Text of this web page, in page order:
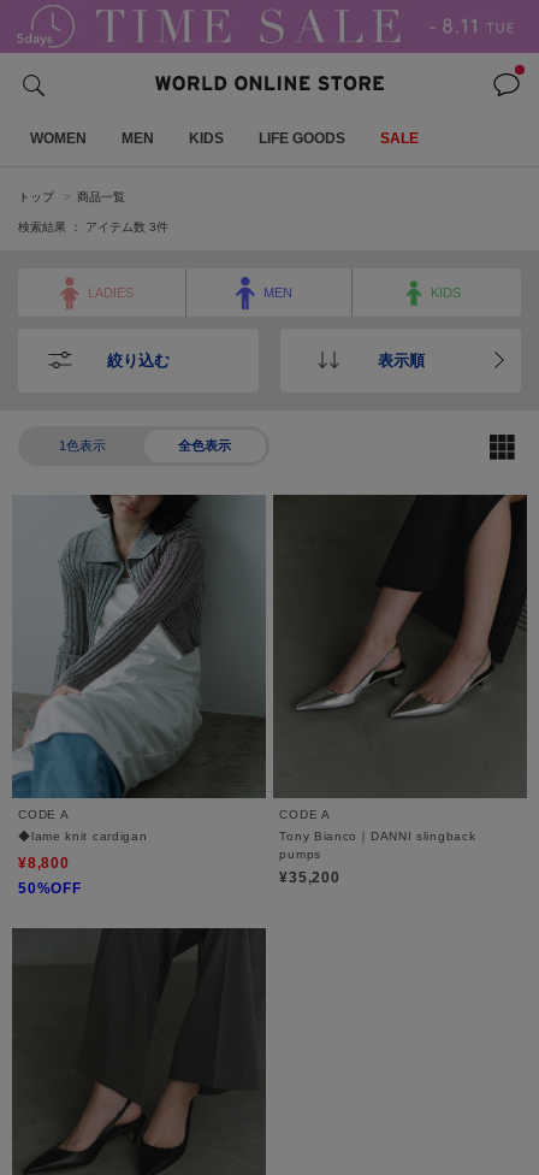
WOMEN MEN KIDS LIFE GOODS SALE
トップ 商品一覧
検索結果 ： アイテム数 3件
LADIES MEN KIDS
絞り込む 表示順
1色表示 全色表示
CODE A
◆lame knit cardigan
¥8,800
50%OFF
CODE A
Tony Bianco｜DANNI slingback
pumps
¥35,200